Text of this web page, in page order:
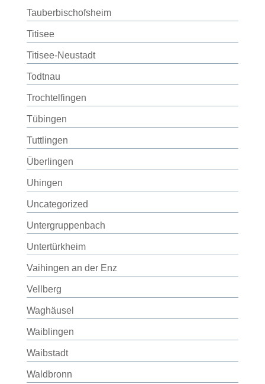
Tauberbischofsheim
Titisee
Titisee-Neustadt
Todtnau
Trochtelfingen
Tübingen
Tuttlingen
Überlingen
Uhingen
Uncategorized
Untergruppenbach
Untertürkheim
Vaihingen an der Enz
Vellberg
Waghäusel
Waiblingen
Waibstadt
Waldbronn